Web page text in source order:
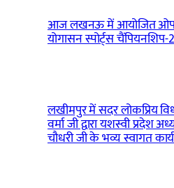
आज लखनऊ में आयोजित ओपन
योगासन स्पोर्ट्स
लखीमपुर में सदर लोकप्रिय
वर्मा जी द्वारा यशस्वी प्रदेश
चौधरी जी के भव्य स्वागत